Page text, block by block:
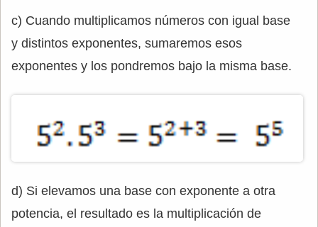
c) Cuando multiplicamos números con igual base
y distintos exponentes, sumaremos esos
exponentes y los pondremos bajo la misma base.
d) Si elevamos una base con exponente a otra
potencia, el resultado es la multiplicación de